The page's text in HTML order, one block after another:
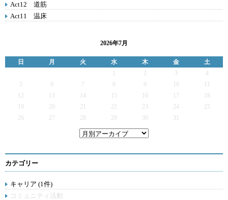
Act12 道筋
Act11 温床
2026年7月
日 月 火 水 木 金
土
2 3
4
5
6 7 9
12
13 14 15 16 17
19
20 21 22 23 24
25
26
27 28 29 30 31
カテゴリー
キャリア (1件)
コミュニティ活動